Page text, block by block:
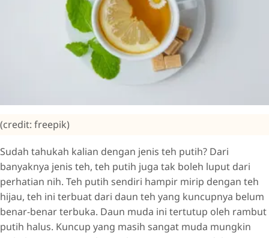
(credit: freepik)
Sudah tahukah kalian dengan jenis teh putih? Dari
banyaknya jenis teh, teh putih juga tak boleh luput dari
perhatian nih. Teh putih sendiri hampir mirip dengan teh
hijau, teh ini terbuat dari daun teh yang kuncupnya belum
benar-benar terbuka. Daun muda ini tertutup oleh rambut
putih halus. Kuncup yang masih sangat muda mungkin